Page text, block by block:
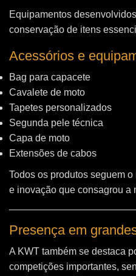
Equipamentos
conservação de itens
Acessórios e
Bag para capacete
Cavalete de moto
Tapetes personalizados
Segunda pele técnica
Capa de moto
Extensões de cabos
Todos os produtos seguem
e inovação que consagrou a
Presença em
A KWT também se destaca
competições importantes,